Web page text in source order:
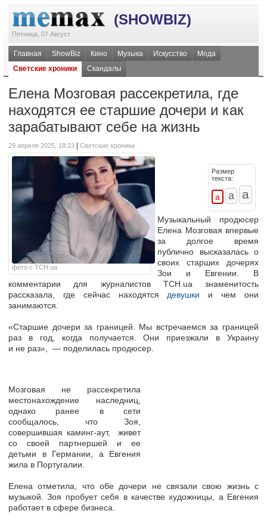
(SHOWBIZ)
Пятница, 07 Август
Главная ShowBiz Кино Музыка Искусство
Мода
Светские хроники
Скандалы
Елена Мозговая рассекретила, где
находятся ее старшие дочери и как
зарабатывают себе на жизнь
29 апреля 2025, 18:23 Светские хроники
фото с ТСН.ua
Размер
текста:
Музыкальный продюсер
Елена Мозговая впервые
за долгое время
публично высказалась о
своих старших дочерях
Зои и Евгении. В
комментарии для журналистов ТСН.ua знаменитость
рассказала, где сейчас находятсядевушки и чем они
занимаются.
«Старшие дочери за границей. Мы встречаемся за границей
раз в год, когда получается. Они приезжали в Украину
и не раз», — поделилась продюсер.
Мозговая не рассекретила
местонахождение наследниц,
однако ранее в сети
сообщалось, что Зоя,
совершившая каминг-аут, живет
со своей партнершей и ее
детьми в Германии, а Евгения
жила в Португалии.
Елена отметила, что обе дочери не связали свою жизнь с
музыкой. Зоя пробует себя в качестве художницы, а Евгения
работает в сфере бизнеса.